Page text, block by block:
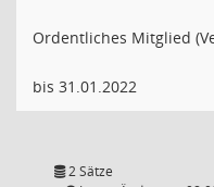
Ordentliches Mitglied
bis 31.01.2022
2 Sätze